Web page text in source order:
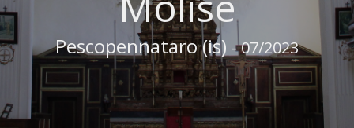
Pescopennataro (is) - 07/2023